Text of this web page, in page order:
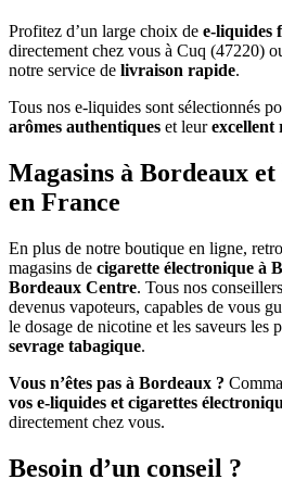
Profitez d’un large choix de e-liquides
directement chez vous à Cuq (47220)
notre service de livraison rapide.
Tous nos e-liquides sont sélectionnés
arômes authentiques et leur
Magasins à Bordeaux
en France
En plus de notre boutique en ligne,
magasins de cigarette électronique à
Bordeaux Centre. Tous nos
devenus vapoteurs, capables de vous
le dosage de nicotine et les saveurs les
sevrage tabagique.
Vous n’êtes pas à Bordeaux ?
vos e-liquides et cigarettes
directement chez vous.
Besoin d’un conseil ?